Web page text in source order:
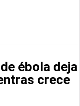
ébola deja
crece